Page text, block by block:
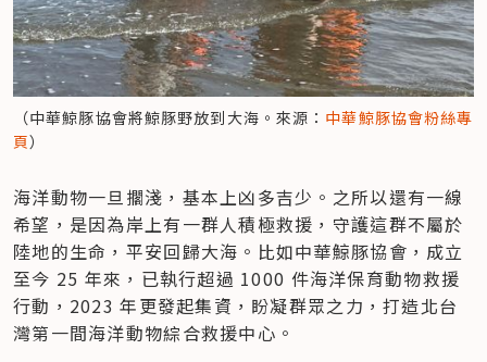
（中華鯨豚協會將鯨豚野放到大海。來源： 中華鯨豚協會粉絲專
頁）
海洋動物一旦擱淺，基本上凶多吉少。之所以還有一線
希望，是因為岸上有一群人積極救援，守護這群不屬於
陸地的生命，平安回歸大海。比如中華鯨豚協會，成立
至今 25 年來，已執行超過 1000 件海洋保育動物救援
行動，2023 年更發起集資，盼凝群眾之力，打造北台
灣第一間海洋動物綜合救援中心。